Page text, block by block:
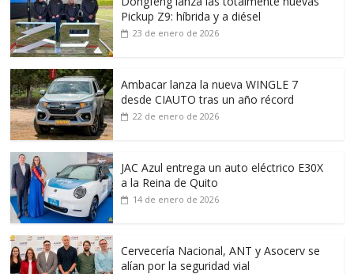
Pickup Z9: híbrida y a diésel
23 de enero de 2026
Ambacar lanza la nueva WINGLE 7
desde CIAUTO tras un año récord
22 de enero de 2026
JAC Azul entrega un auto eléctrico E30X
a la Reina de Quito
14 de enero de 2026
Cervecería Nacional, ANT y Asocerv se
alían por la seguridad vial